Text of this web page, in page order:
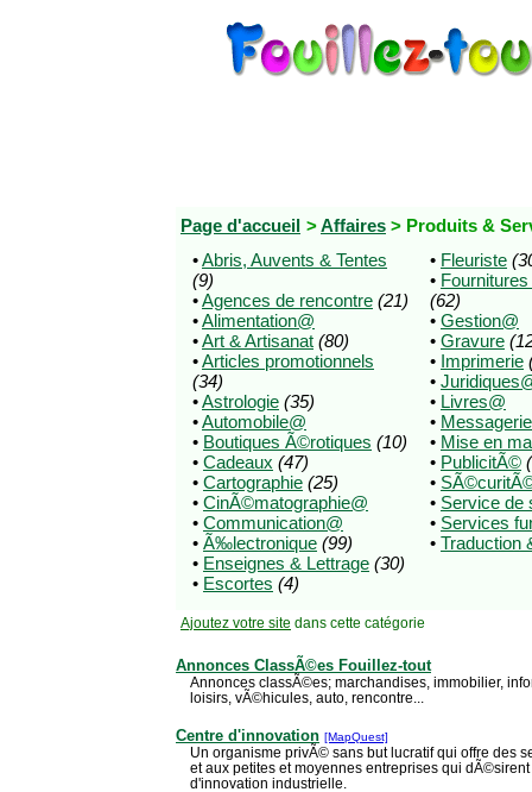
Page d'accueil >Affaires > Produits &
•Abris, Auvents & Tentes
(9)
•Agences de rencontre (21)
•Alimentation@
•Art & Artisanat (80)
•Articles promotionnels
(34)
•Astrologie (35)
•Automobile@
• Boutiques Ã©rotiques (10)
• Cadeaux (47)
• Cartographie (25)
• CinÃ©matographie@
• Communication@
• Ã‰lectronique (99)
• Enseignes & Lettrage (30)
• Escortes (4)
• Fleuriste
•
(62)
• Gestion@
• Gravure
• Imprimerie
•
• Livres@
•
• Mise en
• PublicitÃ©
•
• Service de
• Services
• Traduction
Ajoutez votre site dans cette catégorie
Annonces ClassÃ©es Fouillez-tout
Annonces classÃ©es; marchandises, immobilier,
loisirs, vÃ©hicules, auto, rencontre...
Centre d'innovation [MapQuest]
Un organisme privÃ© sans but lucratif qui offre des
et aux petites et moyennes entreprises qui
d'innovation industrielle.